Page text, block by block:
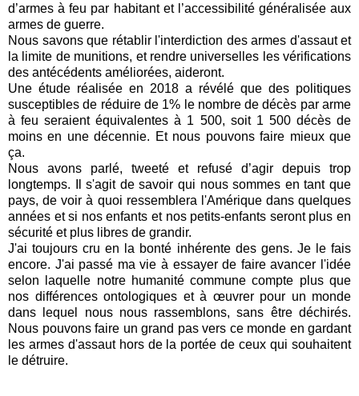
d’armes à feu par habitant et l’accessibilité généralisée aux
armes de guerre.
Nous savons que rétablir l'interdiction des armes d'assaut et
la limite de munitions, et rendre universelles les vérifications
des antécédents améliorées, aideront.
Une étude réalisée en 2018 a révélé que des politiques
susceptibles de réduire de 1% le nombre de décès par arme
à feu seraient équivalentes à 1 500, soit 1 500 décès de
moins en une décennie. Et nous pouvons faire mieux que
ça.
Nous avons parlé, tweeté et refusé d’agir depuis trop
longtemps. Il s'agit de savoir qui nous sommes en tant que
pays, de voir à quoi ressemblera l'Amérique dans quelques
années et si nos enfants et nos petits-enfants seront plus en
sécurité et plus libres de grandir.
J'ai toujours cru en la bonté inhérente des gens. Je le fais
encore. J'ai passé ma vie à essayer de faire avancer l'idée
selon laquelle notre humanité commune compte plus que
nos différences ontologiques et à œuvrer pour un monde
dans lequel nous nous rassemblons, sans être déchirés.
Nous pouvons faire un grand pas vers ce monde en gardant
les armes d'assaut hors de la portée de ceux qui souhaitent
le détruire.